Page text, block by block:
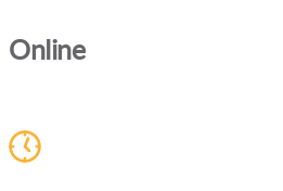
Online